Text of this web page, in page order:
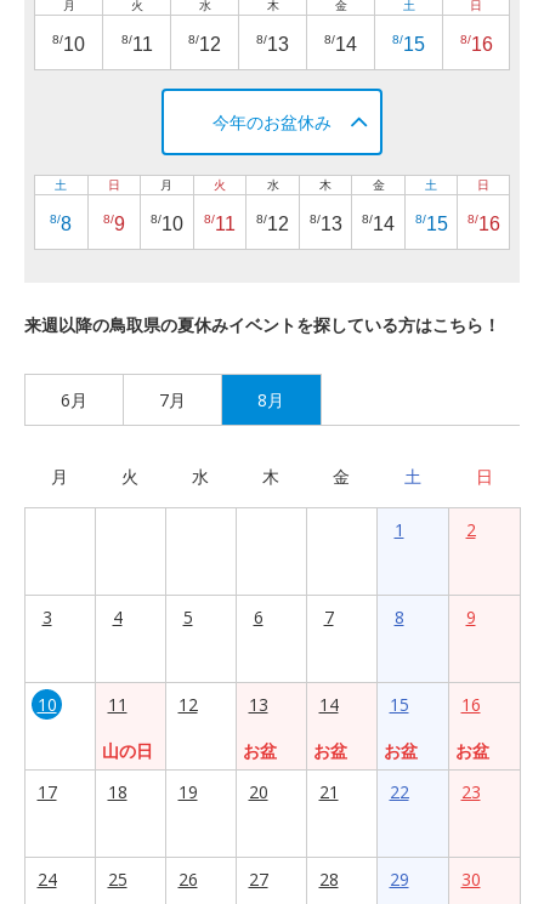
月
8/10
火
8/11
水
8/12
木
8/13
金
8/14
土
8/15
日
8/16
今年のお盆休み
土
8/8
日
8/9
月
8/10
火
8/11
水
8/12
木
8/13
金
8/14
土
8/15
日
8/16
来週以降の鳥取県の夏休みイベントを探している方はこちら！
6月 7月 8月
月 火 水 木 金 土 日
1 2
3 4 5 6 7 8 9
10
11
山の日
12
13
お盆
14
お盆
15
お盆
16
お盆
17
18 19 20 21 22 23
24 25 26 27 28 29 30